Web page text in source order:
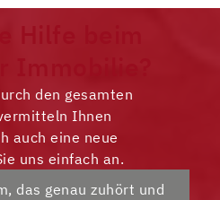
den gesamten
Ihnen
auch eine neue
uns einfach an.
das genau zuhört und